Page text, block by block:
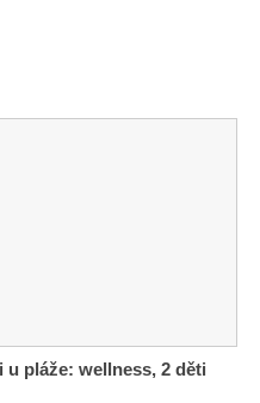
u pláže: wellness, 2 děti